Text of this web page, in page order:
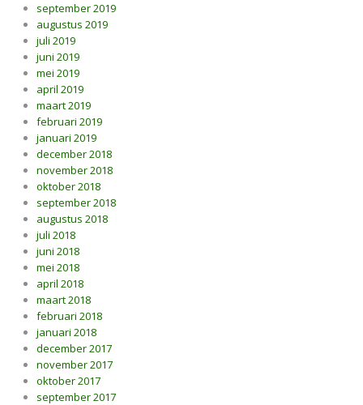
september 2019
augustus 2019
juli 2019
juni 2019
mei 2019
april 2019
maart 2019
februari 2019
januari 2019
december 2018
november 2018
oktober 2018
september 2018
augustus 2018
juli 2018
juni 2018
mei 2018
april 2018
maart 2018
februari 2018
januari 2018
december 2017
november 2017
oktober 2017
september 2017